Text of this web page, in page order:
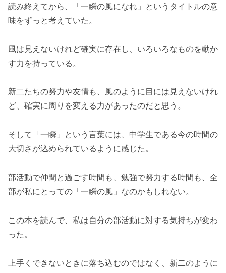
読み終えてから、「一瞬の風になれ」というタイトルの意
味をずっと考えていた。
風は見えないけれど確実に存在し、いろいろなものを動か
す力を持っている。
新二たちの努力や友情も、風のように目には見えないけれ
ど、確実に周りを変える力があったのだと思う。
そして「一瞬」という言葉には、中学生である今の時間の
大切さが込められているように感じた。
部活動で仲間と過ごす時間も、勉強で努力する時間も、全
部が私にとっての「一瞬の風」なのかもしれない。
この本を読んで、私は自分の部活動に対する気持ちが変わ
った。
上手くできないときに落ち込むのではなく、新二のように